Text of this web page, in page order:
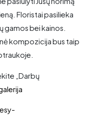
Floristai pasilieka
gamos bei kainos.
kompozicija bus taip
„Darbų